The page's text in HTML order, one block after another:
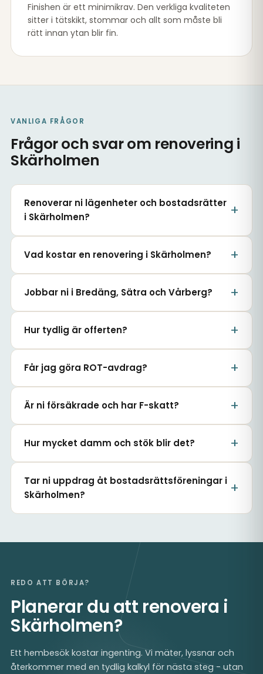
Finishen är ett minimikrav. Den verkliga kvaliteten
sitter i tätskikt, stommar och allt som måste bli
rätt innan ytan blir fin.
VANLIGA FRÅGOR
Frågor och svar om renovering i
Skärholmen
Renoverar ni lägenheter och bostadsrätter
i Skärholmen?
Vad kostar en renovering i Skärholmen?
Jobbar ni i Bredäng, Sätra och Vårberg?
Hur tydlig är offerten?
Får jag göra ROT-avdrag?
Är ni försäkrade och har F-skatt?
Hur mycket damm och stök blir det?
Tar ni uppdrag åt bostadsrättsföreningar i
Skärholmen?
REDO ATT BÖRJA?
Planerar du att renovera i
Skärholmen?
Ett hembesök kostar ingenting. Vi mäter, lyssnar och
återkommer med en tydlig kalkyl för nästa steg - utan